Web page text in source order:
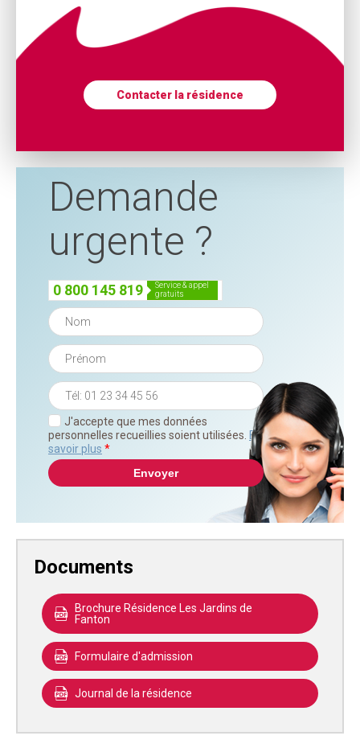
Contacter la résidence
Demande
urgente ?
0 800 145 819
service & appel
gratuits
J'accepte que mes données
personnelles recueillies soient utilisées. En
savoir plus *
Documents
Brochure Résidence Les Jardins de
Fanton
Formulaire d'admission
Journal de la résidence